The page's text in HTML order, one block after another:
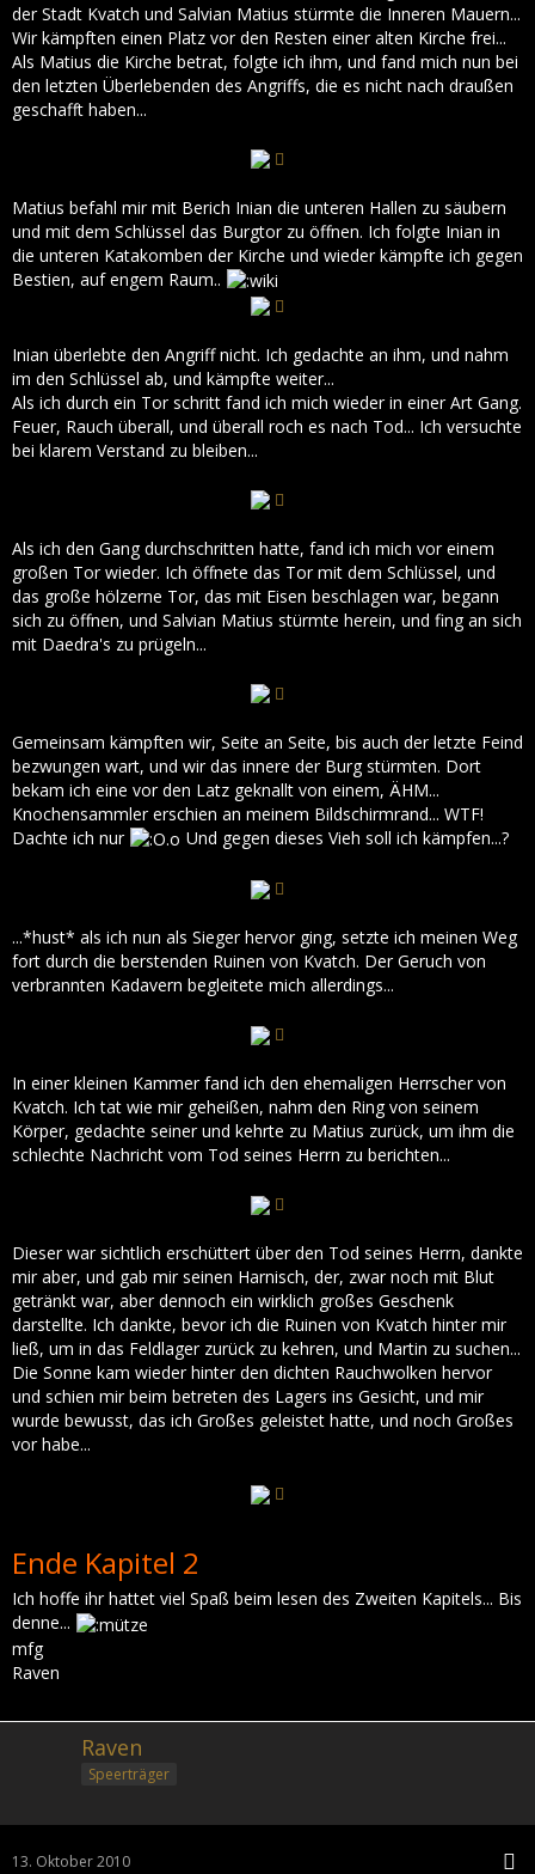
der Stadt Kvatch und Salvian Matius stürmte die Inneren Mauern...
Wir kämpften einen Platz vor den Resten einer alten Kirche frei...
Als Matius die Kirche betrat, folgte ich ihm, und fand mich nun bei
den letzten Überlebenden des Angriffs, die es nicht nach draußen
geschafft haben...
Matius befahl mir mit Berich Inian die unteren Hallen zu säubern
und mit dem Schlüssel das Burgtor zu öffnen. Ich folgte Inian in
die unteren Katakomben der Kirche und wieder kämpfte ich gegen
Bestien, auf engem Raum..
Inian überlebte den Angriff nicht. Ich gedachte an ihm, und nahm
im den Schlüssel ab, und kämpfte weiter...
Als ich durch ein Tor schritt fand ich mich wieder in einer Art Gang.
Feuer, Rauch überall, und überall roch es nach Tod... Ich versuchte
bei klarem Verstand zu bleiben...
Als ich den Gang durchschritten hatte, fand ich mich vor einem
großen Tor wieder. Ich öffnete das Tor mit dem Schlüssel, und
das große hölzerne Tor, das mit Eisen beschlagen war, begann
sich zu öffnen, und Salvian Matius stürmte herein, und fing an sich
mit Daedra's zu prügeln...
Gemeinsam kämpften wir, Seite an Seite, bis auch der letzte Feind
bezwungen wart, und wir das innere der Burg stürmten. Dort
bekam ich eine vor den Latz geknallt von einem, ÄHM...
Knochensammler erschien an meinem Bildschirmrand... WTF!
Dachte ich nur
Und gegen dieses Vieh soll ich kämpfen...?
...*hust* als ich nun als Sieger hervor ging, setzte ich meinen Weg
fort durch die berstenden Ruinen von Kvatch. Der Geruch von
verbrannten Kadavern begleitete mich allerdings...
In einer kleinen Kammer fand ich den ehemaligen Herrscher von
Kvatch. Ich tat wie mir geheißen, nahm den Ring von seinem
Körper, gedachte seiner und kehrte zu Matius zurück, um ihm die
schlechte Nachricht vom Tod seines Herrn zu berichten...
Dieser war sichtlich erschüttert über den Tod seines Herrn, dankte
mir aber, und gab mir seinen Harnisch, der, zwar noch mit Blut
getränkt war, aber dennoch ein wirklich großes Geschenk
darstellte. Ich dankte, bevor ich die Ruinen von Kvatch hinter mir
ließ, um in das Feldlager zurück zu kehren, und Martin zu suchen...
Die Sonne kam wieder hinter den dichten Rauchwolken hervor
und schien mir beim betreten des Lagers ins Gesicht, und mir
wurde bewusst, das ich Großes geleistet hatte, und noch Großes
vor habe...
Ende Kapitel 2
Ich hoffe ihr hattet viel Spaß beim lesen des Zweiten Kapitels... Bis
denne...
mfg
Raven
Raven
Speerträger
13. Oktober 2010